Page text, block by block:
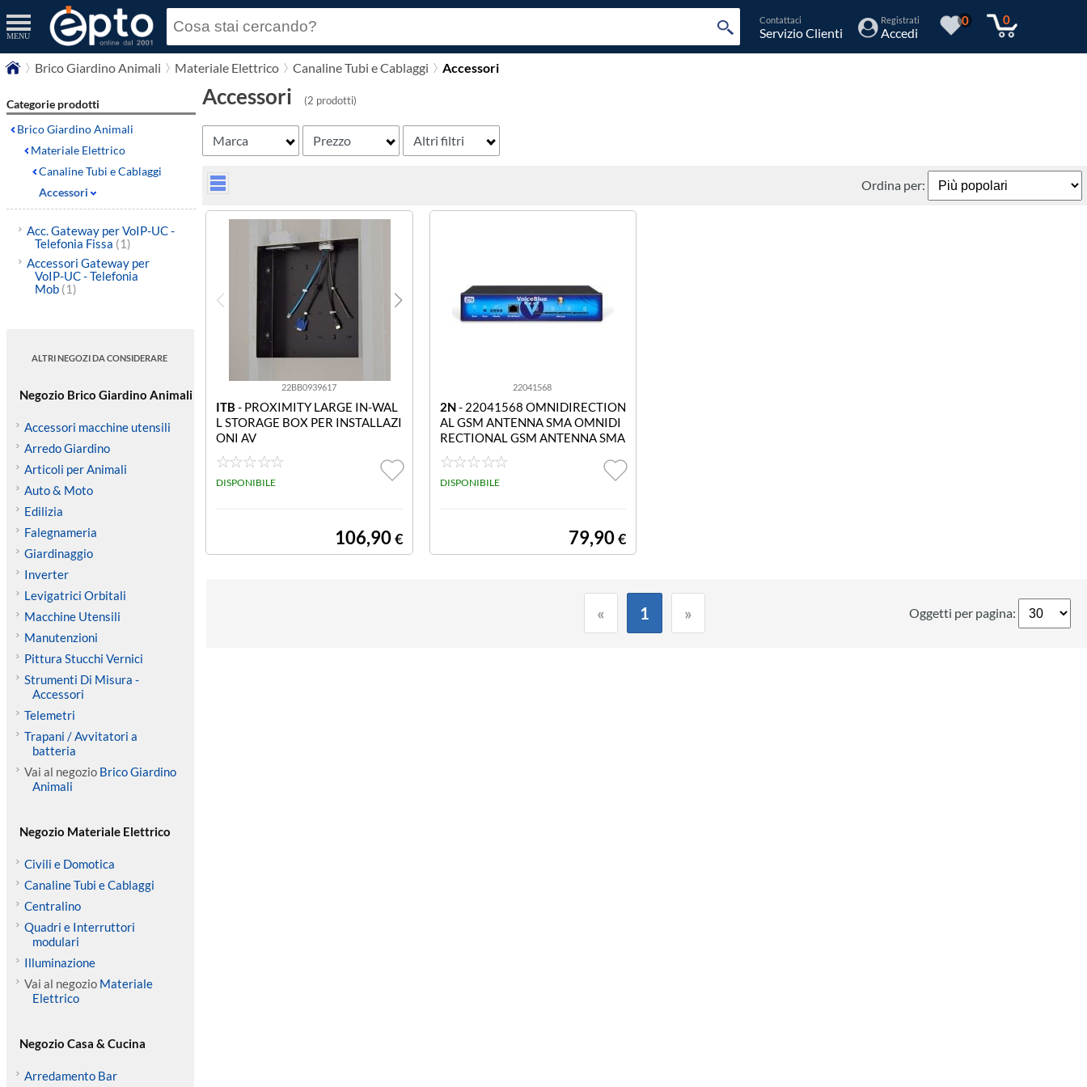
MENU
Contattaci
Servizio Clienti
Registrati
Accedi
0 0
Brico Giardino Animali Materiale Elettrico Canaline Tubi e Cablaggi Accessori
Categorie prodotti
Brico Giardino Animali
Materiale Elettrico
Canaline Tubi e Cablaggi
Accessori
Acc. Gateway per VoIP-UC -
Telefonia Fissa (1)
Accessori Gateway per
VoIP-UC - Telefonia
Mob (1)
ALTRI NEGOZI DA CONSIDERARE
Negozio Brico Giardino Animali
Accessori macchine utensili
Arredo Giardino
Articoli per Animali
Auto & Moto
Edilizia
Falegnameria
Giardinaggio
Inverter
Levigatrici Orbitali
Macchine Utensili
Manutenzioni
Pittura Stucchi Vernici
Strumenti Di Misura -
Accessori
Telemetri
Trapani / Avvitatori a
batteria
Vai al negozio Brico Giardino
Animali
Negozio Materiale Elettrico
Civili e Domotica
Canaline Tubi e Cablaggi
Centralino
Quadri e Interruttori
modulari
Illuminazione
Vai al negozio Materiale
Elettrico
Negozio Casa & Cucina
Arredamento Bar
Accessori (2 prodotti)
Marca Prezzo Altri filtri
Ordina per:
22BB0939617
ITB - PROXIMITY LARGE IN-WAL
L STORAGE BOX PER INSTALLAZI
ONI AV
DISPONIBILE
106,90€
22041568
2N- 22041568 OMNIDIRECTION
AL GSM ANTENNA SMA OMNIDI
RECTIONAL GSM ANTENNA SMA
DISPONIBILE
79,90€
« 1 » Oggetti per pagina: